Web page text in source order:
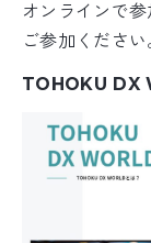
オンラインで
ご参加ください
TOHOKU DX